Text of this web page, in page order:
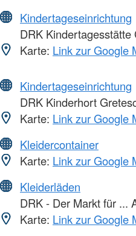
Kindertageseinrichtung
DRK Kindertagesstätte
Karte: Link zur Google
Kindertageseinrichtung
DRK Kinderhort
Karte: Link zur Google
Kleidercontainer
Karte: Link zur Google
Kleiderläden
DRK - Der Markt für ...
Karte: Link zur Google